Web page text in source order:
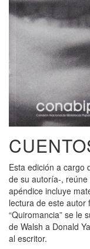
Esta edición a cargo
de su autoría-,
apéndice incluye
lectura de este autor
“Quiromancia” se le
de Walsh a Donald
al escritor.